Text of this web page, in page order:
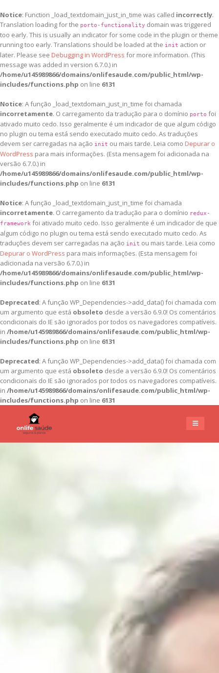
Notice: Function _load_textdomain_just_in_time was called incorrectly.
Translation loading for the porto-functionality domain was triggered
too early. This is usually an indicator for some code in the plugin or theme
running too early. Translations should be loaded at the init action or
later. Please see Debugging in WordPress for more information. (This
message was added in version 6.7.0.) in
/home/u145989866/domains/onlifesaude.com/public_html/wp-
includes/functions.php on line 6131
Notice: A função _load_textdomain_just_in_time foi chamada
incorretamente. O carregamento da tradução para o domínio porto foi
ativado muito cedo. Isso geralmente é um indicador de que algum código
no plugin ou tema está sendo executado muito cedo. As traduções
devem ser carregadas na ação init ou mais tarde. Leia como Depurar o
WordPress para mais informações. (Esta mensagem foi adicionada na
versão 6.7.0.) in
/home/u145989866/domains/onlifesaude.com/public_html/wp-
includes/functions.php on line 6131
Notice: A função _load_textdomain_just_in_time foi chamada
incorretamente. O carregamento da tradução para o domínio redux-
framework foi ativado muito cedo. Isso geralmente é um indicador de que
algum código no plugin ou tema está sendo executado muito cedo. As
traduções devem ser carregadas na ação init ou mais tarde. Leia como
Depurar o WordPress para mais informações. (Esta mensagem foi
adicionada na versão 6.7.0.) in
/home/u145989866/domains/onlifesaude.com/public_html/wp-
includes/functions.php on line 6131
Deprecated: A função WP_Dependencies->add_data() foi chamada com
um argumento que está obsoleto desde a versão 6.9.0! Os comentários
condicionais do IE são ignorados por todos os navegadores compatíveis.
in /home/u145989866/domains/onlifesaude.com/public_html/wp-
includes/functions.php on line 6131
Deprecated: A função WP_Dependencies->add_data() foi chamada com
um argumento que está obsoleto desde a versão 6.9.0! Os comentários
condicionais do IE são ignorados por todos os navegadores compatíveis.
in /home/u145989866/domains/onlifesaude.com/public_html/wp-
includes/functions.php on line 6131